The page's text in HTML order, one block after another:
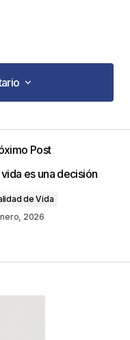
están
Post
vida es una decisión
de Vida
2026